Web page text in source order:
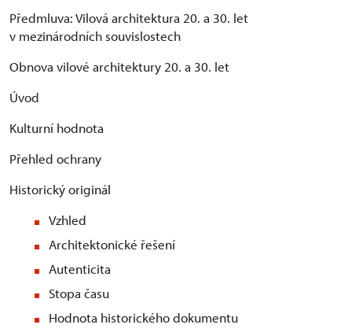
Předmluva: Vilová architektura 20. a 30. let
v mezinárodních souvislostech
Obnova vilové architektury 20. a 30. let
Úvod
Kulturní hodnota
Přehled ochrany
Historický originál
Vzhled
Architektonické řešení
Autenticita
Stopa času
Hodnota historického dokumentu